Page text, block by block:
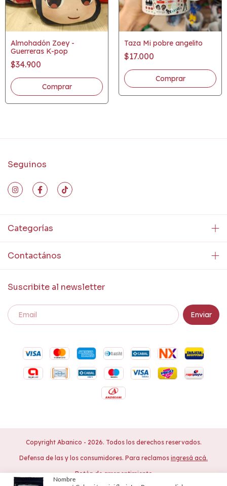
Almohadón Zoey -
Guerreras K-pop
$34.900
Taza Mi pobre angelito
$17.000
Seguinos
Categorías
Contactános
Suscribite al newsletter
Copyright Abanico - 2026. Todos los derechos reservados.
Defensa de las y los consumidores. Para reclamos ingresá acá.
Botón de arrepentimiento